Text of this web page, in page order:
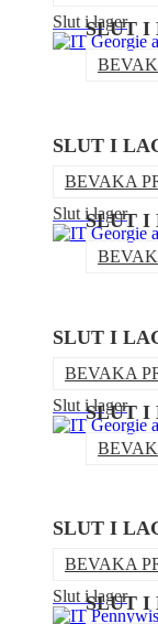
Slut i lager
SLUT I
SLUT I
BEVAKA
Slut i lager
SLUT I
SLUT I
BEVAKA
Slut i lager
SLUT I
SLUT I
BEVAKA
Slut i lager
SLUT I